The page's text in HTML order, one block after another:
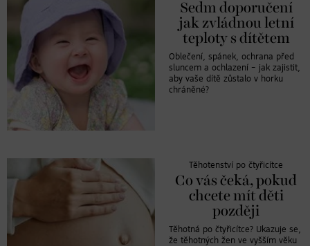
Sedm doporučení
jak zvládnou letní
teploty s dítětem
Oblečení, spánek, ochrana před
sluncem a ochlazení – jak zajistit,
aby vaše dítě zůstalo v horku
chráněné?
Těhotenství po čtyřicítce
Co vás čeká, pokud
chcete mít děti
později
Těhotná po čtyřicítce? Ukazuje se,
že těhotných žen ve vyšším věku